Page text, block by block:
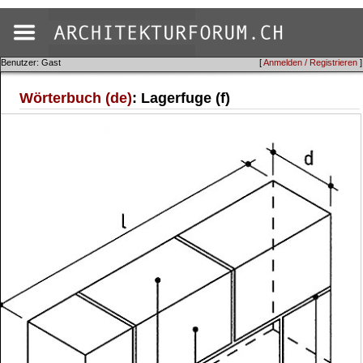
[Anmelden / Registrieren ]
Benutzer: Gast
Wörterbuch (de): Lagerfuge (f)